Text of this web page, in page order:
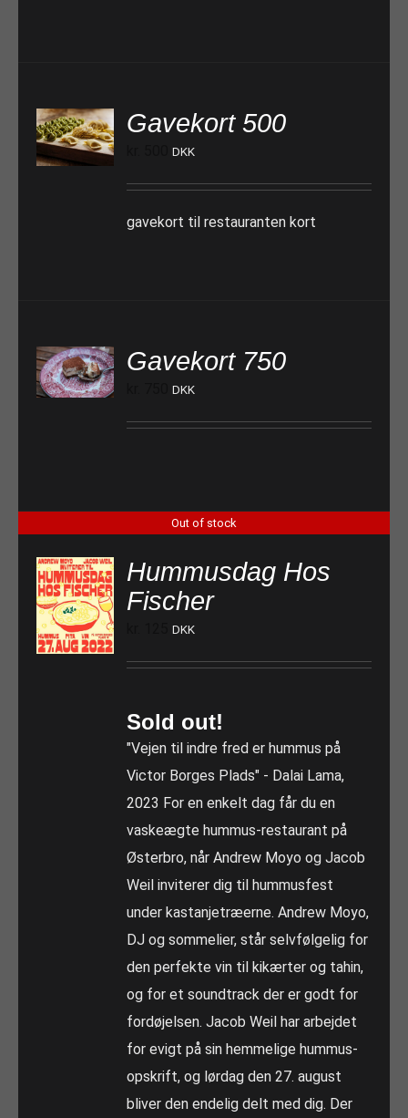
Gavekort 500
DKK
gavekort til restauranten kort
Gavekort 750
DKK
Out of stock
Hummusdag Hos
Fischer
DKK
Sold out!
"Vejen til indre fred er hummus på
Victor Borges Plads" - Dalai Lama,
2023 For en enkelt dag får du en
vaskeægte hummus-restaurant på
Østerbro, når Andrew Moyo og Jacob
Weil inviterer dig til hummusfest
under kastanjetræerne. Andrew Moyo,
DJ og sommelier, står selvfølgelig for
den perfekte vin til kikærter og tahin,
og for et soundtrack der er godt for
fordøjelsen. Jacob Weil har arbejdet
for evigt på sin hemmelige hummus-
opskrift, og lørdag den 27. august
bliver den endelig delt med dig. Der